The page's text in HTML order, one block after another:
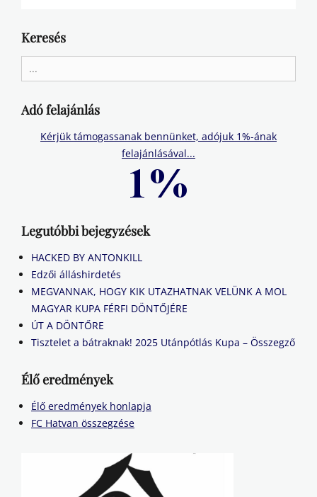
Keresés
for:
Adó felajánlás
Kérjük támogassanak bennünket, adójuk 1%-ának
felajánlásával...
Legutóbbi bejegyzések
HACKED BY ANTONKILL
Edzői álláshirdetés
MEGVANNAK, HOGY KIK UTAZHATNAK VELÜNK A MOL
MAGYAR KUPA FÉRFI DÖNTŐJÉRE
ÚT A DÖNTŐRE
Tisztelet a bátraknak! 2025 Utánpótlás Kupa – Összegző
Élő eredmények
Élő eredmények honlapja
FC Hatvan összegzése